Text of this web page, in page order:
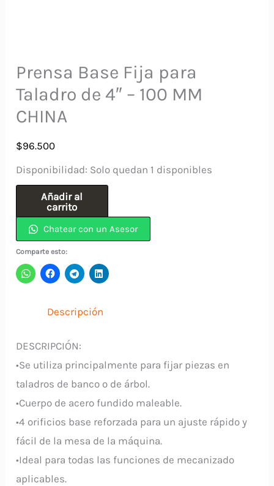
Prensa Base Fija para
Taladro de 4″ – 100 MM
CHINA
$96.500
Disponibilidad: Solo quedan 1 disponibles
Prensa
Fija
para
Taladro
100
MM
CHINA
cantidad
Añadir al
carrito
Chatear con un Asesor
Comparte esto:
Descripción
DESCRIPCIÓN:
•Se utiliza principalmente para fijar piezas en
taladros de banco o de árbol.
•Cuerpo de acero fundido maleable.
•4 orificios base reforzada para un ajuste rápido y
fácil de la mesa de la máquina.
•Ideal para todas las funciones de mecanizado
aplicables.